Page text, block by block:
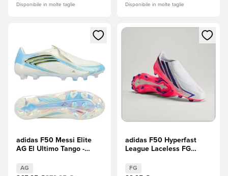
Disponibile in molte taglie Disponibile in molte taglie
Apre una finestra modale per accedere o registrarsi come
adidas F50 Messi Elite
AG El Ultimo Tango -
Burst/Icey Blue
AG
Apre una finestra modale per
adidas F50 Hyperfast
League Laceless FG
FG